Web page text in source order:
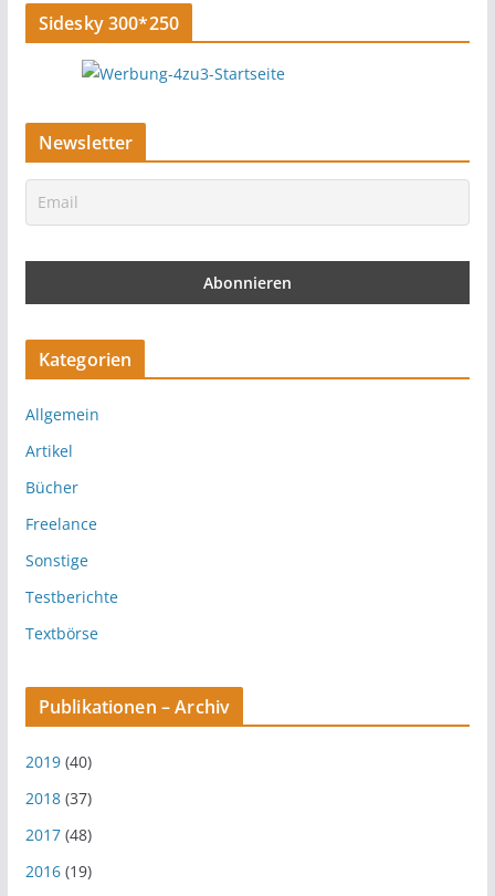
Sidesky 300*250
Newsletter
Kategorien
Allgemein
Artikel
Bücher
Freelance
Sonstige
Testberichte
Textbörse
Publikationen – Archiv
2019(40)
2018(37)
2017(48)
2016(19)